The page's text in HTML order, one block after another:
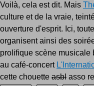
Voilà, cela est dit. Mais
culture et de la vraie,
ouverture d'esprit. Ici,
organisent ainsi des
prolifique scène musicale
au café-concert
cette chouette asbl asso